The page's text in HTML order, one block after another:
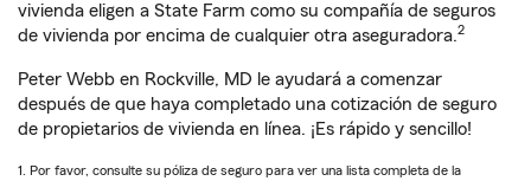
vivienda eligen a State Farm como su compañía de seguros
de vivienda por encima de cualquier otra aseguradora.2
Peter Webb en Rockville, MD le ayudará a comenzar
después de que haya completado una cotización de seguro
de propietarios de vivienda en línea. ¡Es rápido y sencillo!
1. Por favor, consulte su póliza de seguro para ver una lista completa de la